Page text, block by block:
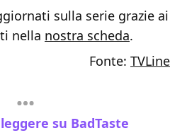
sulla serie grazie ai
nella nostra scheda.
Fonte: TVLine
su BadTaste